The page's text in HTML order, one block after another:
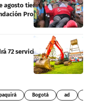
agosto tiene un propósito:
Proyecto Unión
72 servicios y una
Bogotá ad